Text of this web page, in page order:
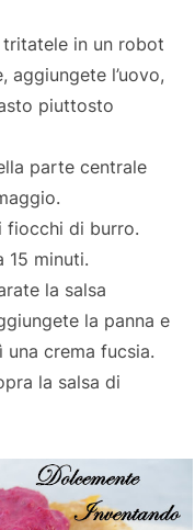
in un robot
aggiungete l’uovo,
piuttosto
parte centrale
fiocchi di burro.
15 minuti.
la salsa
la panna e
crema fucsia.
la salsa di